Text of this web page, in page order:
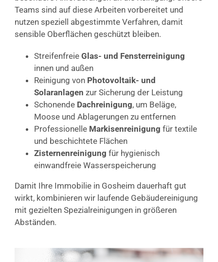
Teams sind auf diese Arbeiten vorbereitet und
nutzen speziell abgestimmte Verfahren, damit
sensible Oberflächen geschützt bleiben.
Streifenfreie Glas- und Fensterreinigung
innen und außen
Reinigung von Photovoltaik- und
Solaranlagen zur Sicherung der Leistung
Schonende Dachreinigung, um Beläge,
Moose und Ablagerungen zu entfernen
Professionelle Markisenreinigung für textile
und beschichtete Flächen
Zisternenreinigung für hygienisch
einwandfreie Wasserspeicherung
Damit Ihre Immobilie in Gosheim dauerhaft gut
wirkt, kombinieren wir laufende Gebäudereinigung
mit gezielten Spezialreinigungen in größeren
Abständen.